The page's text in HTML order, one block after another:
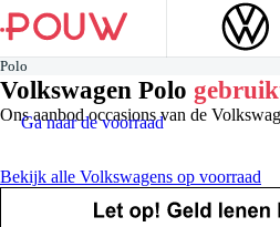
Polo
Volkswagen Polo
Ons aanbod occasions van de
Bekijk alle Volkswagens op voorraad
Ga naar de voorraad